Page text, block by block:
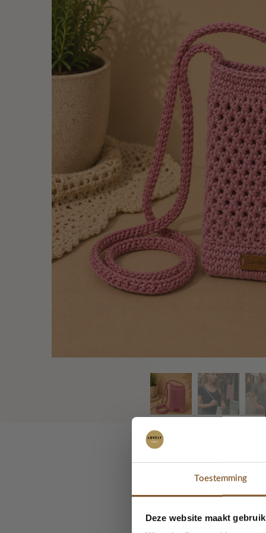
Toestemming
Deze website maakt
Ontdek hetTeleTasje
boho, een snufje
accessoire bij je outfit.